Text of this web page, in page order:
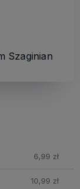
Szaginian
6,99 zł
10,99 zł